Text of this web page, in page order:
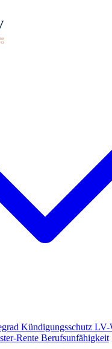
Kündigungsschutz LV-
Rente Berufsunfähigkeit